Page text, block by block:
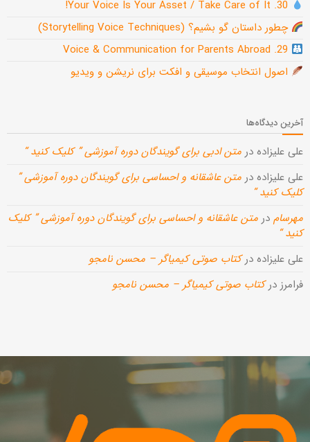
چطور داستان گو بشیم؟ (Storytelling Voice Techniques)
اصول انتخاب موسیقی و افکت برای نریشن و ویدیو
آخرین دیدگاه‌ها
علی علیزاده در متن ادبی برای گویندگان دوره آموزشی ” کلیک کنید “
علی علیزاده در متن عاشقانه و احساسی برای گویندگان دوره آموزشی ”
کلیک کنید “
مهرسام در متن عاشقانه و احساسی برای گویندگان دوره آموزشی ” کلیک
کنید “
علی علیزاده درکتاب صوتی کیمیاگر – محسن نامجو
فرامرز درکتاب صوتی کیمیاگر – محسن نامجو